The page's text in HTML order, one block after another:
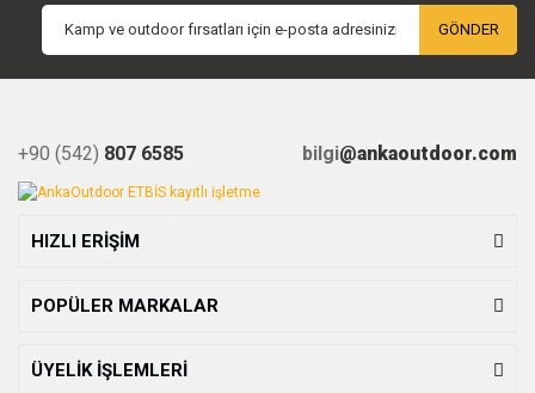
GÖNDER
+90 (542) 807 6585 bilgi@ankaoutdoor.com
HIZLI ERİŞİM
POPÜLER MARKALAR
ÜYELİK İŞLEMLERİ